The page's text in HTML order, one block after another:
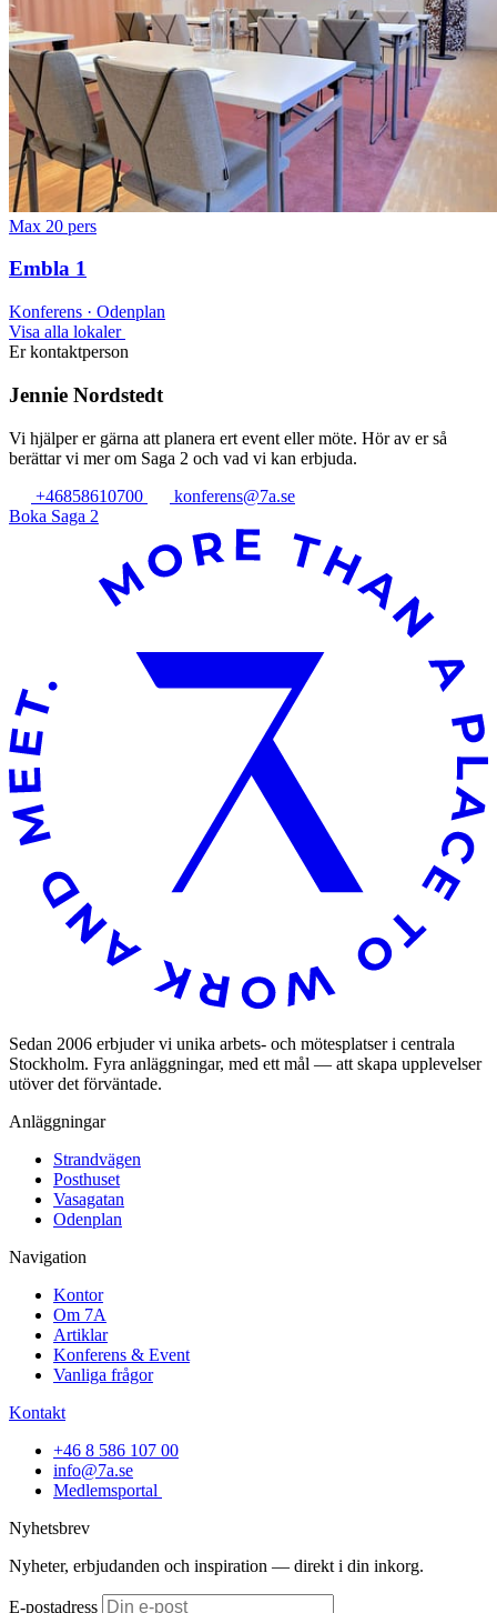
Max 20 pers
Embla 1
Konferens · Odenplan
Visa alla lokaler
Er kontaktperson
Jennie Nordstedt
Vi hjälper er gärna att planera ert event eller möte. Hör av er så
berättar vi mer om Saga 2 och vad vi kan erbjuda.
+46858610700
konferens@7a.se
Boka Saga 2
Sedan 2006 erbjuder vi unika arbets- och mötesplatser i centrala
Stockholm. Fyra anläggningar, med ett mål — att skapa upplevelser
utöver det förväntade.
Anläggningar
Strandvägen
Posthuset
Vasagatan
Odenplan
Navigation
Kontor
Om 7A
Artiklar
Konferens & Event
Vanliga frågor
Kontakt
+46 8 586 107 00
info@7a.se
Medlemsportal
Nyhetsbrev
Nyheter, erbjudanden och inspiration — direkt i din inkorg.
E-postadress